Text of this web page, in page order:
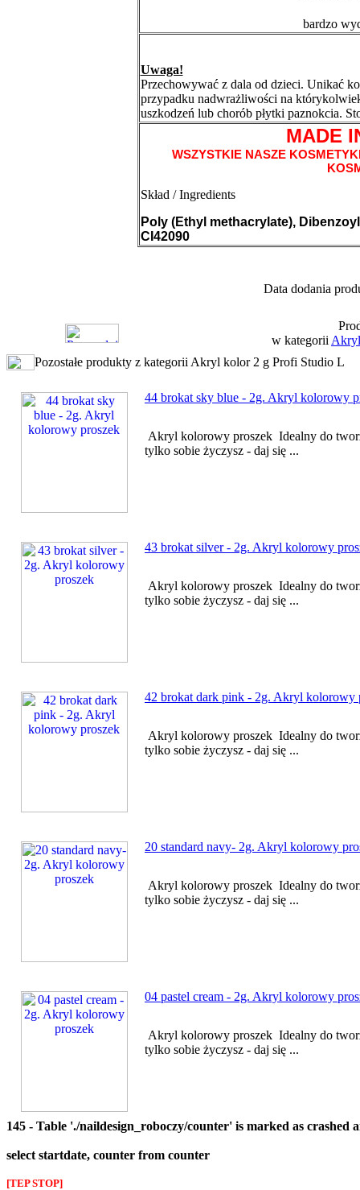
bardzo
Uwaga!
Przechowywać z dala od dzieci. Unikać
przypadku nadwrażliwości na
uszkodzeń lub chorób płytki paznokcia.
MADE
WSZYSTKIE NASZE
Skład / Ingredients
Poly (Ethyl methacrylate),
CI42090
Data dodania
w kategorii
Pozostałe produkty z kategorii Akryl kolor 2 g Profi Studio L
44 brokat sky blue - 2g. Akryl kolorowy
Akryl kolorowy proszek Idealny do
tylko sobie życzysz - daj się ...
43 brokat silver - 2g. Akryl kolorowy
Akryl kolorowy proszek Idealny do
tylko sobie życzysz - daj się ...
42 brokat dark pink - 2g. Akryl kolorowy
Akryl kolorowy proszek Idealny do
tylko sobie życzysz - daj się ...
20 standard navy- 2g. Akryl kolorowy
Akryl kolorowy proszek Idealny do
tylko sobie życzysz - daj się ...
04 pastel cream - 2g. Akryl kolorowy
Akryl kolorowy proszek Idealny do
tylko sobie życzysz - daj się ...
145 - Table './naildesign_roboczy/counter' is marked as crashed
select startdate, counter from counter
[TEP STOP]